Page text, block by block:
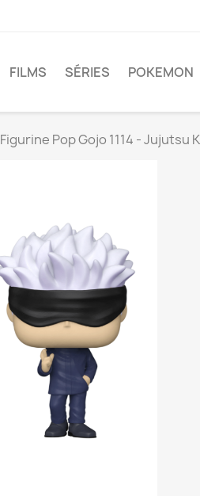
FILMS SÉRIES POKEMON
Figurine Pop Gojo 1114 - Jujutsu